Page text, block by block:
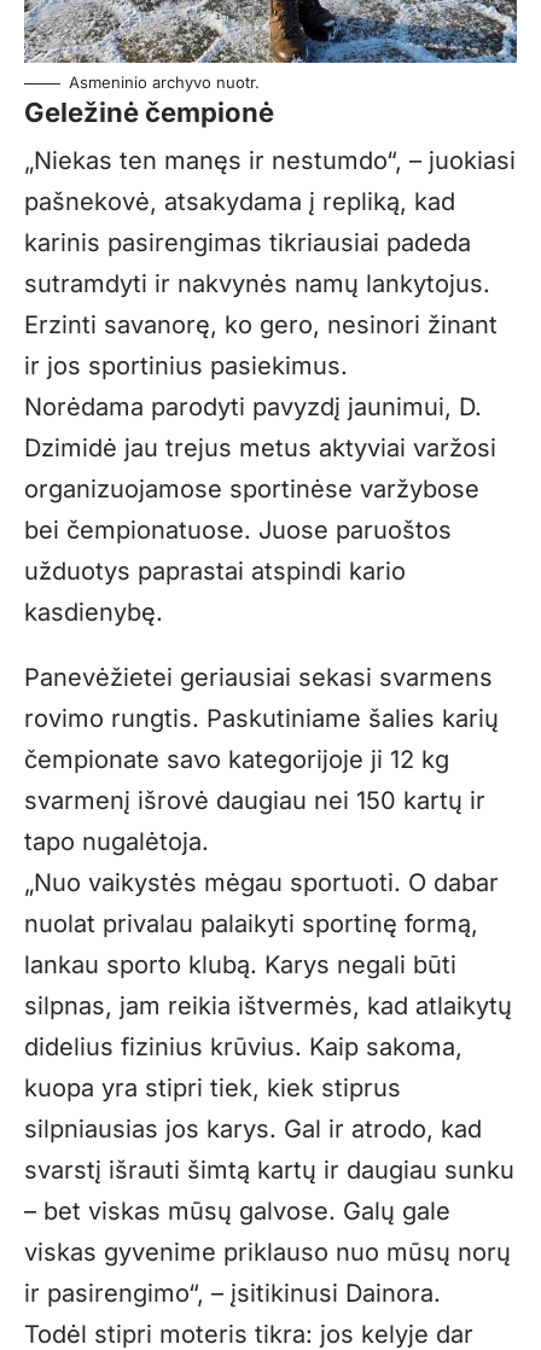
Asmeninio archyvo nuotr.
Geležinė čempionė
„Niekas ten manęs ir nestumdo“, – juokiasi
pašnekovė, atsakydama į repliką, kad
karinis pasirengimas tikriausiai padeda
sutramdyti ir nakvynės namų lankytojus.
Erzinti savanorę, ko gero, nesinori žinant
ir jos sportinius pasiekimus.
Norėdama parodyti pavyzdį jaunimui, D.
Dzimidė jau trejus metus aktyviai varžosi
organizuojamose sportinėse varžybose
bei čempionatuose. Juose paruoštos
užduotys paprastai atspindi kario
kasdienybę.
Panevėžietei geriausiai sekasi svarmens
rovimo rungtis. Paskutiniame šalies karių
čempionate savo kategorijoje ji 12 kg
svarmenį išrovė daugiau nei 150 kartų ir
tapo nugalėtoja.
„Nuo vaikystės mėgau sportuoti. O dabar
nuolat privalau palaikyti sportinę formą,
lankau sporto klubą. Karys negali būti
silpnas, jam reikia ištvermės, kad atlaikytų
didelius fizinius krūvius. Kaip sakoma,
kuopa yra stipri tiek, kiek stiprus
silpniausias jos karys. Gal ir atrodo, kad
svarstį išrauti šimtą kartų ir daugiau sunku
– bet viskas mūsų galvose. Galų gale
viskas gyvenime priklauso nuo mūsų norų
ir pasirengimo“, – įsitikinusi Dainora.
Todėl stipri moteris tikra: jos kelyje dar